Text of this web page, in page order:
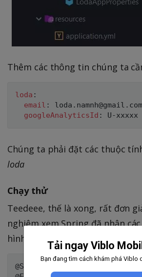
Thêm các thông tin chúng ta
loda :
email :
loda.namnh@gmail.com
googleAnalyticsId : U-
Chúng ta phải đặt các thuộc
loda
Chạy thử
Teedeee, thế là xong, rất đơn
nghiệm xem Spring đã nhận
hình này chưa. Chúng ta sẽ in
@SpringBootApplication
Tải ngay Viblo
Bạn đang tìm cách khám phá Viblo